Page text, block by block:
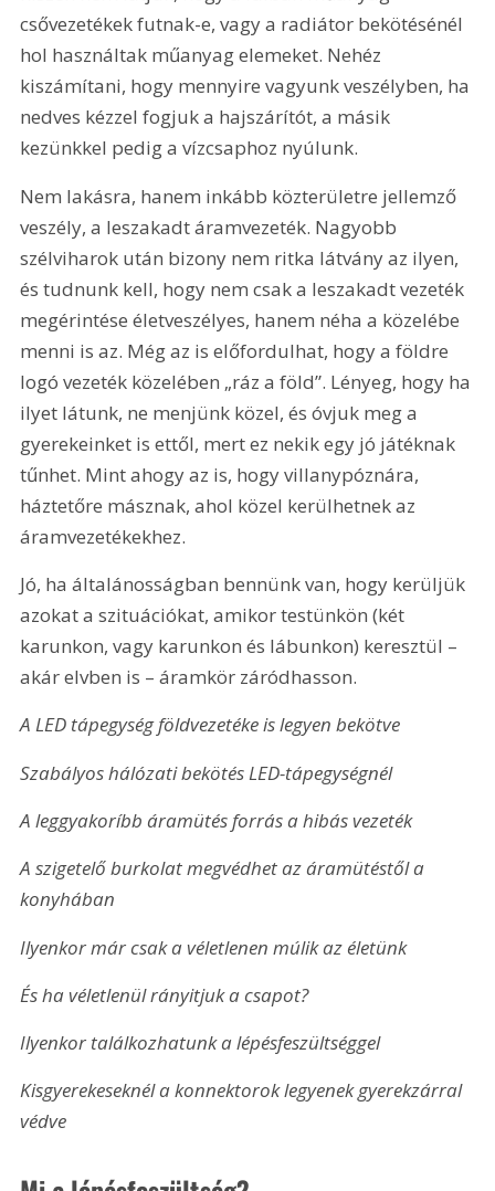
csővezetékek futnak-e, vagy a radiátor bekötésénél
hol használtak műanyag elemeket. Nehéz
kiszámítani, hogy mennyire vagyunk veszélyben, ha
nedves kézzel fogjuk a hajszárítót, a másik
kezünkkel pedig a vízcsaphoz nyúlunk.
Nem lakásra, hanem inkább közterületre jellemző
veszély, a leszakadt áramvezeték. Nagyobb
szélviharok után bizony nem ritka látvány az ilyen,
és tudnunk kell, hogy nem csak a leszakadt vezeték
megérintése életveszélyes, hanem néha a közelébe
menni is az. Még az is előfordulhat, hogy a földre
logó vezeték közelében „ráz a föld”. Lényeg, hogy ha
ilyet látunk, ne menjünk közel, és óvjuk meg a
gyerekeinket is ettől, mert ez nekik egy jó játéknak
tűnhet. Mint ahogy az is, hogy villanypóznára,
háztetőre másznak, ahol közel kerülhetnek az
áramvezetékekhez.
Jó, ha általánosságban bennünk van, hogy kerüljük
azokat a szituációkat, amikor testünkön (két
karunkon, vagy karunkon és lábunkon) keresztül –
akár elvben is – áramkör záródhasson.
A LED tápegység földvezetéke is legyen bekötve
Szabályos hálózati bekötés LED-tápegységnél
A leggyakoríbb áramütés forrás a hibás vezeték
A szigetelő burkolat megvédhet az áramütéstől a
konyhában
Ilyenkor már csak a véletlenen múlik az életünk
És ha véletlenül rányitjuk a csapot?
Ilyenkor találkozhatunk a lépésfeszültséggel
Kisgyerekeseknél a konnektorok legyenek gyerekzárral
védve